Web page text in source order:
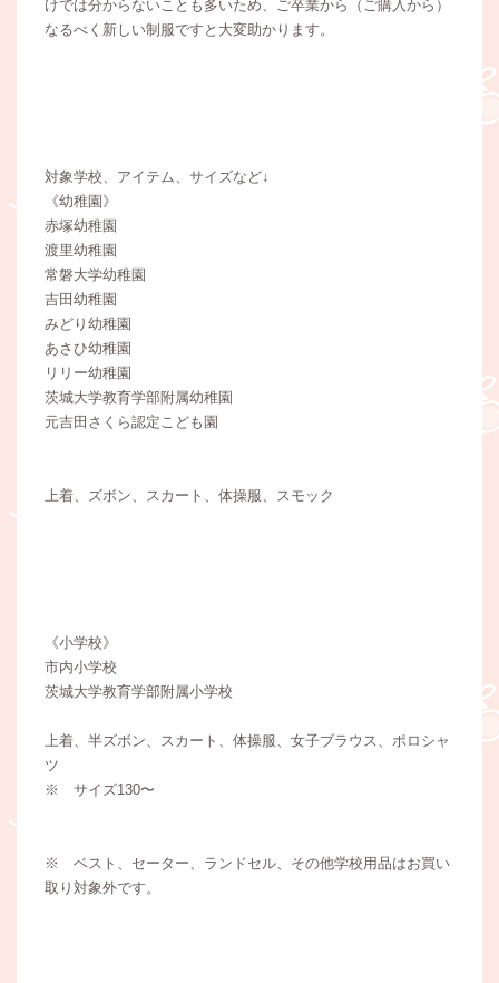
けでは分からないことも多いため、ご卒業から（ご購入から）
なるべく新しい制服ですと大変助かります。
対象学校、アイテム、サイズなど↓
《幼稚園》
赤塚幼稚園
渡里幼稚園
常磐大学幼稚園
吉田幼稚園
みどり幼稚園
あさひ幼稚園
リリー幼稚園
茨城大学教育学部附属幼稚園
元吉田さくら認定こども園
上着、ズボン、スカート、体操服、スモック
《小学校》
市内小学校
茨城大学教育学部附属小学校
上着、半ズボン、スカート、体操服、女子ブラウス、ポロシャ
ツ
※ サイズ130〜
※ ベスト、セーター、ランドセル、その他学校用品はお買い
取り対象外です。